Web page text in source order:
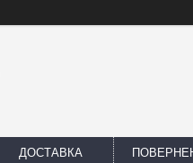
ДОСТАВКА